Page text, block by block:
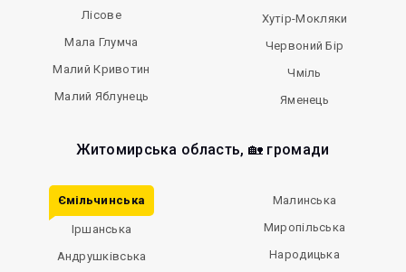
Лісове
Мала Глумча
Малий Кривотин
Малий Яблунець
Хутір-Мокляки
Червоний Бір
Чміль
Яменець
Житомирська область, 🏡 громади
Ємільчинська
Іршанська
Андрушківська
Малинська
Миропільська
Народицька